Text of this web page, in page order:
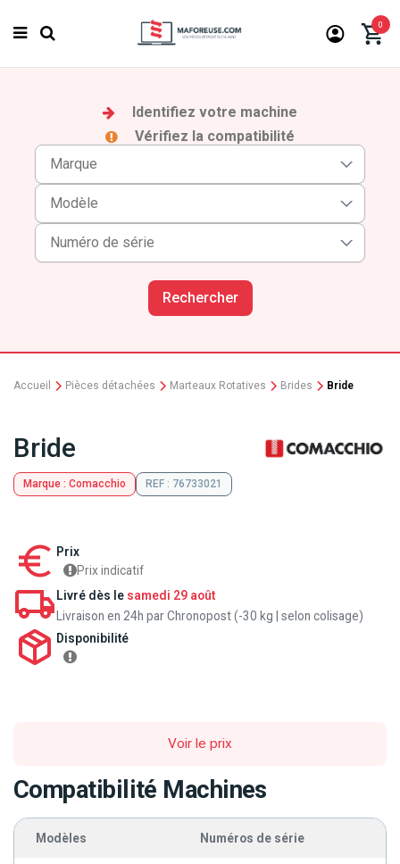
0
Identifiez votre machine
Vérifiez la compatibilité
Rechercher
Accueil Pièces détachées Marteaux Rotatives Brides Bride
Bride
Marque : Comacchio REF : 76733021
Prix
Prix indicatif
Livré dès le samedi 29 août
Livraison en 24h par Chronopost (-30 kg | selon colisage)
Disponibilité
Voir le prix
Compatibilité Machines
Modèles Numéros de série